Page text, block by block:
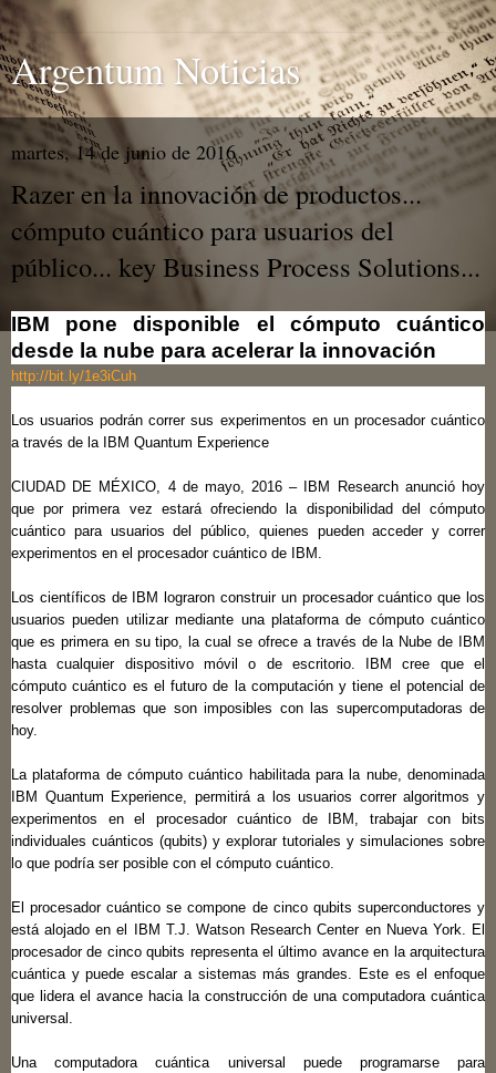
Argentum Noticias
martes, 14 de junio de 2016
Razer en la innovación de productos...
cómputo cuántico para usuarios del
público... key Business Process Solutions...
IBM pone disponible el cómputo cuántico
desde la nube para acelerar la innovación
http://bit.ly/1e3iCuh
Los usuarios podrán correr sus experimentos en un procesador cuántico
a través de la IBM Quantum Experience
CIUDAD DE MÉXICO, 4 de mayo, 2016 – IBM Research anunció hoy
que por primera vez estará ofreciendo la disponibilidad del cómputo
cuántico para usuarios del público, quienes pueden acceder y correr
experimentos en el procesador cuántico de IBM.
Los científicos de IBM lograron construir un procesador cuántico que los
usuarios pueden utilizar mediante una plataforma de cómputo cuántico
que es primera en su tipo, la cual se ofrece a través de la Nube de IBM
hasta cualquier dispositivo móvil o de escritorio. IBM cree que el
cómputo cuántico es el futuro de la computación y tiene el potencial de
resolver problemas que son imposibles con las supercomputadoras de
hoy.
La plataforma de cómputo cuántico habilitada para la nube, denominada
IBM Quantum Experience, permitirá a los usuarios correr algoritmos y
experimentos en el procesador cuántico de IBM, trabajar con bits
individuales cuánticos (qubits) y explorar tutoriales y simulaciones sobre
lo que podría ser posible con el cómputo cuántico.
El procesador cuántico se compone de cinco qubits superconductores y
está alojado en el IBM T.J. Watson Research Center en Nueva York. El
procesador de cinco qubits representa el último avance en la arquitectura
cuántica y puede escalar a sistemas más grandes. Este es el enfoque
que lidera el avance hacia la construcción de una computadora cuántica
universal.
Una computadora cuántica universal puede programarse para